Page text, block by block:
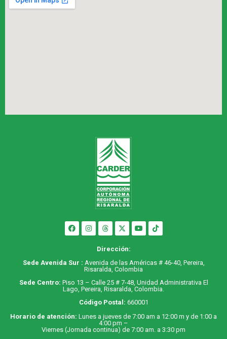
Dirección:
Sede Avenida Sur : Avenida de las Américas # 46-40, Pereira,
Risaralda, Colombia
Sede Centro: Piso 13 – Calle 25 # 7-48, Unidad Administrativa El
Lago, Pereira, Risaralda, Colombia.
Código Postal: 660001
Horario de atención: Lunes a jueves de 7:00 am a 12:00 m y de 1:00 a
4:00 pm –
Viernes (Jornada continua) de 7:00 am. a 3:30 pm